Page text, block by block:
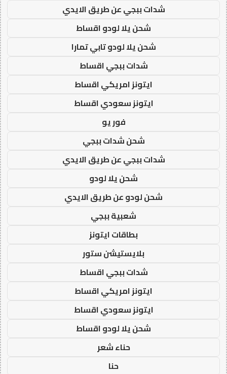
شدات ببجي عن طريق الايدي
شحن يلا لودو اقساط
شحن يلا لودو تابي تمارا
شدات ببجي اقساط
ايتونز امريكي اقساط
ايتونز سعودي اقساط
فور يو
شحن شدات ببجي
شدات ببجي عن طريق الايدي
شحن يلا لودو
شحن لودو عن طريق الايدي
شعبية ببجي
بطاقات ايتونز
بلايستيشن ستور
شدات ببجي اقساط
ايتونز امريكي اقساط
ايتونز سعودي اقساط
شحن يلا لودو اقساط
حناء شعر
حنا